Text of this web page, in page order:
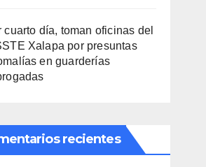
cuarto día, toman oficinas del
Xalapa por presuntas
en guarderías
recientes